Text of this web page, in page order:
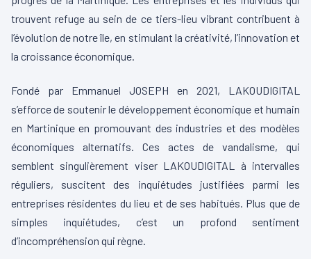
trouvent refuge au sein de ce tiers-lieu vibrant contribuent à
l’évolution de notre île, en stimulant la créativité, l’innovation et
la croissance économique.
Fondé par Emmanuel JOSEPH en 2021, LAKOUDIGITAL
s’efforce de soutenir le développement économique et humain
en Martinique en promouvant des industries et des modèles
économiques alternatifs. Ces actes de vandalisme, qui
semblent singulièrement viser LAKOUDIGITAL à intervalles
réguliers, suscitent des inquiétudes justifiées parmi les
entreprises résidentes du lieu et de ses habitués. Plus que de
simples inquiétudes, c’est un profond sentiment
d’incompréhension qui règne.